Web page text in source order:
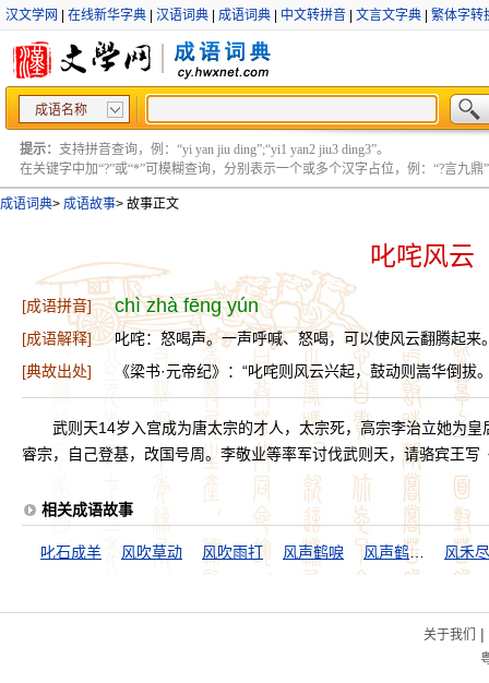
汉文学网 在线新华字典 汉语词典 成语词典 中文转拼音 文言文字典 繁体字转
成语名称
提示： 支持拼音查询，例：“yi yan jiu ding”;“yi1 yan2 jiu3 ding3”。
在关键字中加“?”或“*”可模糊查询，分别表示一个或多个汉字占位，例：“?言九鼎”
成语词典> 成语故事> 故事正文
叱咤风云
[成语拼音] chì zhà fēng yún
[成语解释]
叱咤：怒喝声。一声呼喊、怒喝，可以使风云翻腾起来
[典故出处]
《梁书·元帝纪》：“叱咤则风云兴起，鼓动则嵩华倒拔
武则天14岁入宫成为唐太宗的才人，太宗死，高宗李治立她为
睿宗，自己登基，改国号周。李敬业等率军讨伐武则天，请骆宾王写
相关成语故事
叱石成羊 风吹草动 风吹雨打 风声鹤唳 风声鹤唳，草木皆兵 风禾
关于我们 |